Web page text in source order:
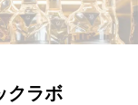
クラボ